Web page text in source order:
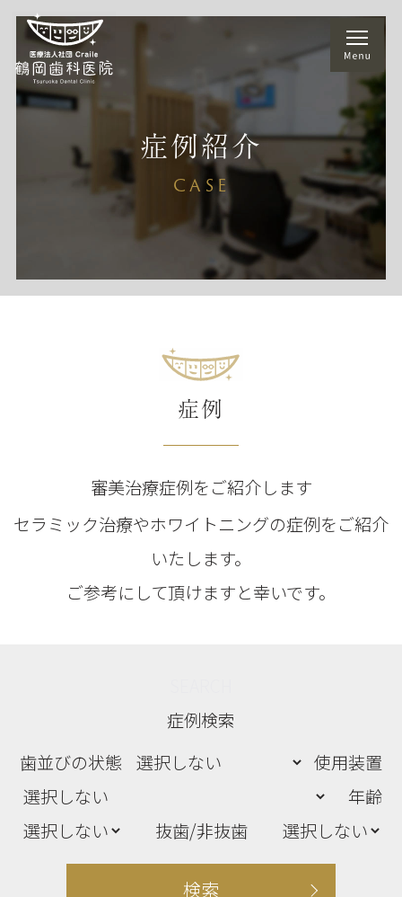
症例紹介
CASE
症例
審美治療症例をご紹介します
セラミック治療やホワイトニングの症例をご紹介
いたします。
ご参考にして頂けますと幸いです。
症例検索
歯並びの状態
使用装置
年齢
抜歯/非抜歯